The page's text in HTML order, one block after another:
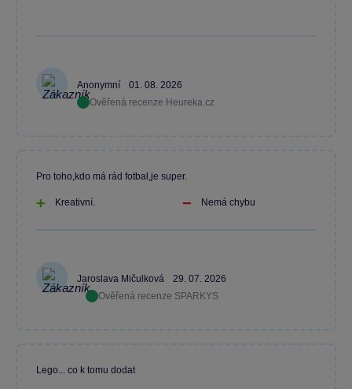
Anonymní
01. 08. 2026
Ověřená recenze Heureka.cz
Jaroslava Mičulková
29. 07. 2026
Ověřená recenze SPARKYS
Pro toho,kdo má rád fotbal,je super.
Kreativní. Nemá chybu
Lego... co k tomu dodat